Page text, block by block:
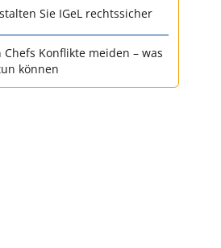
Sie IGeL rechtssicher
Chefs Konflikte meiden – was
können